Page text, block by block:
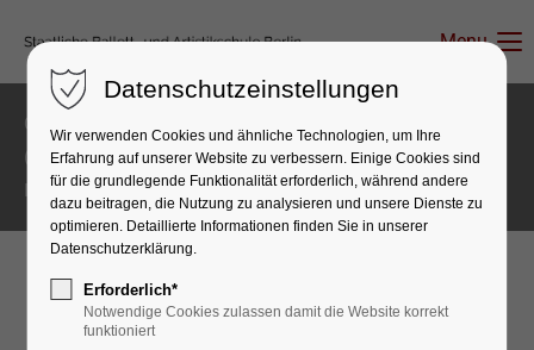
Menu
Copyright 2026 Staatliche Ballett- und Artistikschule Berlin
(03B08)
Impressum
Datenschutz
Datenschutzeinstellungen
Wir verwenden Cookies und ähnliche Technologien, um Ihre
Erfahrung auf unserer Website zu verbessern. Einige Cookies sind
für die grundlegende Funktionalität erforderlich, während andere
dazu beitragen, die Nutzung zu analysieren und unsere Dienste zu
optimieren. Detaillierte Informationen finden Sie in unserer
Datenschutzerklärung.
Erforderlich*
Notwendige Cookies zulassen damit die Website korrekt
funktioniert